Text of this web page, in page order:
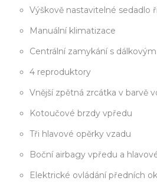
Výškově nastavitelné sedadlo
Manuální klimatizace
Centrální zamykání s
4 reproduktory
Vnější zpětná zrcátka v barvě
Kotoučové brzdy vpředu
Tři hlavové opěrky vzadu
Boční airbagy vpředu a
Elektrické ovládání předních